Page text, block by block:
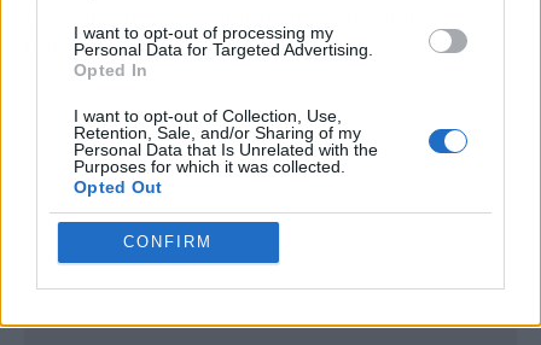
I want to opt-out of processing my
Personal Data for Targeted Advertising.
Opted In
I want to opt-out of Collection, Use,
Retention, Sale, and/or Sharing of my
Personal Data that Is Unrelated with the
Purposes for which it was collected.
Opted Out
CONFIRM
nuestra marca y de nuestro producto.